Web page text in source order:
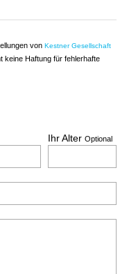
von Kestner Gesellschaft
keine Haftung für fehlerhafte
Ihr Alter Optional